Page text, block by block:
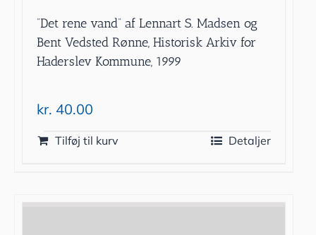
”Det rene vand” af Lennart S. Madsen og
Bent Vedsted Rønne, Historisk Arkiv for
Haderslev Kommune, 1999
kr. 40.00
Tilføj til kurv Detaljer